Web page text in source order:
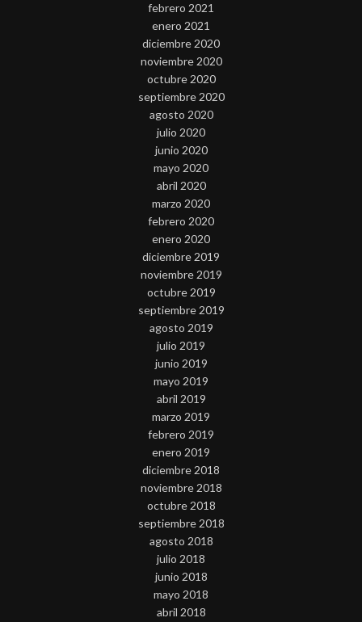
febrero 2021
enero 2021
diciembre 2020
noviembre 2020
octubre 2020
septiembre 2020
agosto 2020
julio 2020
junio 2020
mayo 2020
abril 2020
marzo 2020
febrero 2020
enero 2020
diciembre 2019
noviembre 2019
octubre 2019
septiembre 2019
agosto 2019
julio 2019
junio 2019
mayo 2019
abril 2019
marzo 2019
febrero 2019
enero 2019
diciembre 2018
noviembre 2018
octubre 2018
septiembre 2018
agosto 2018
julio 2018
junio 2018
mayo 2018
abril 2018